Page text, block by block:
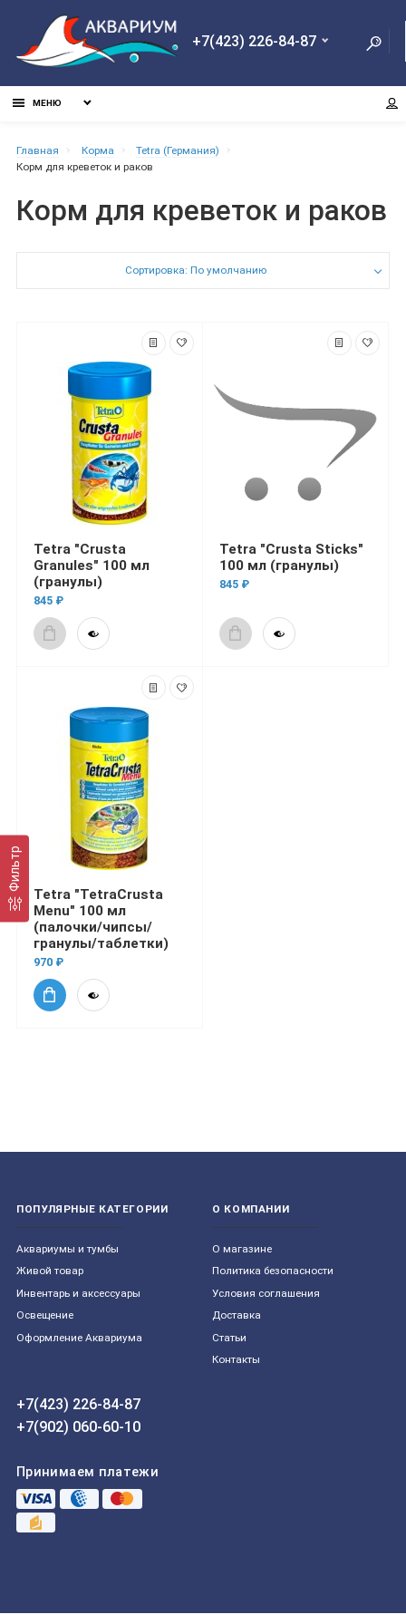
+7(423) 226-84-87
МЕНЮ
Главная Корма
Tetra (Германия)
Корм для креветок и раков
Корм для креветок и раков
Фильтр
Сортировка: По умолчанию
Tetra "Crusta
Granules" 100 мл
(гранулы)
845 ₽
Tetra "Crusta Sticks"
100 мл (гранулы)
845 ₽
Tetra "TetraCrusta
Menu" 100 мл
(палочки/чипсы/
гранулы/таблетки)
970 ₽
ПОПУЛЯРНЫЕ КАТЕГОРИИ
Aквариумы и тумбы
Живой товар
Инвентарь и аксессуары
Освещение
Оформление Аквариума
О КОМПАНИИ
О магазине
Политика безопасности
Условия соглашения
Доставка
Статьи
Контакты
+7(423) 226-84-87
+7(902) 060-60-10
Принимаем платежи